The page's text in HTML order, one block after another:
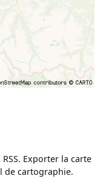
Exporter la carte
de cartographie.